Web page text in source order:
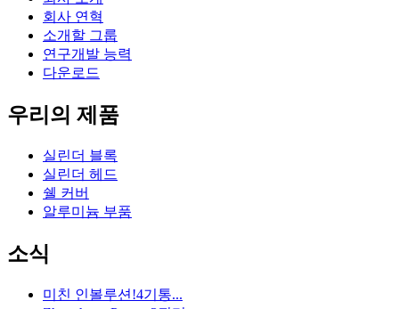
회사 연혁
소개할 그룹
연구개발 능력
다운로드
우리의 제품
실린더 블록
실린더 헤드
쉘 커버
알루미늄 부품
소식
미친 인볼루션!4기통...